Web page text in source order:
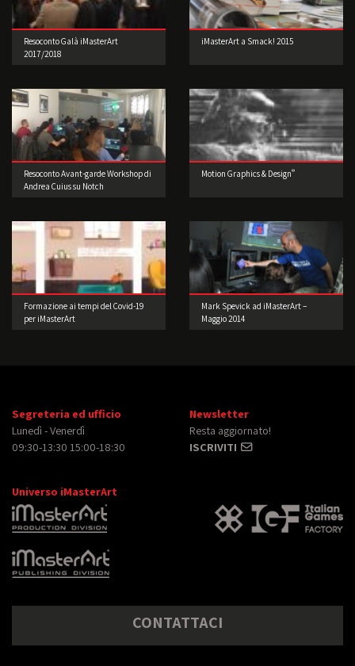
Resoconto Galà iMasterArt
2017/2018
iMasterArt a Smack! 2015
Resoconto Avant-garde Workshop di
Andrea Cuius su Notch
Motion Graphics & Design®
Formazione ai tempi del Covid-19
per iMasterArt
Mark Spevick ad iMasterArt –
Maggio 2014
Segreteria ed ufficio
Lunedì - Venerdì
09:30-13:30 15:00-18:30
Newsletter
Resta aggiornato!
ISCRIVITI
Universo iMasterArt
CONTATTACI